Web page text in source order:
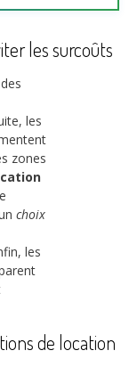
les surcoûts
les
zones
choix
les
de location